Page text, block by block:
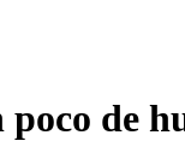
de